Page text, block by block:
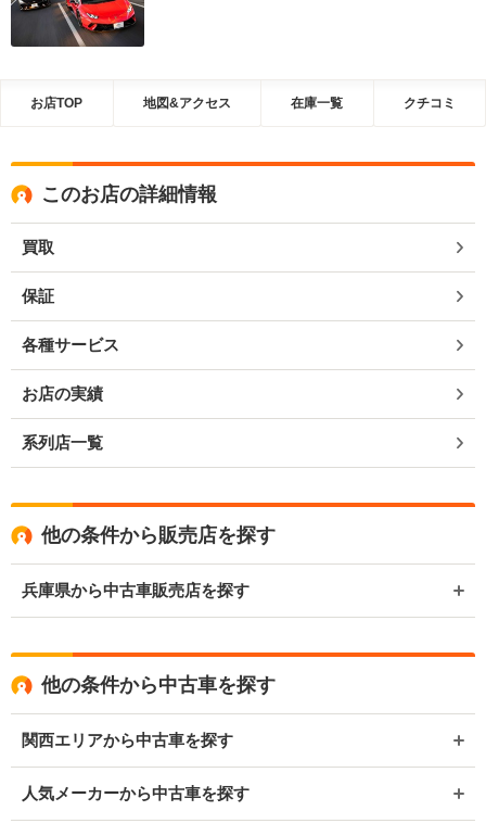
お店TOP 地図&アクセス 在庫一覧 クチコミ
このお店の詳細情報
買取
保証
各種サービス
お店の実績
系列店一覧
他の条件から販売店を探す
兵庫県から中古車販売店を探す
他の条件から中古車を探す
関西エリアから中古車を探す
人気メーカーから中古車を探す